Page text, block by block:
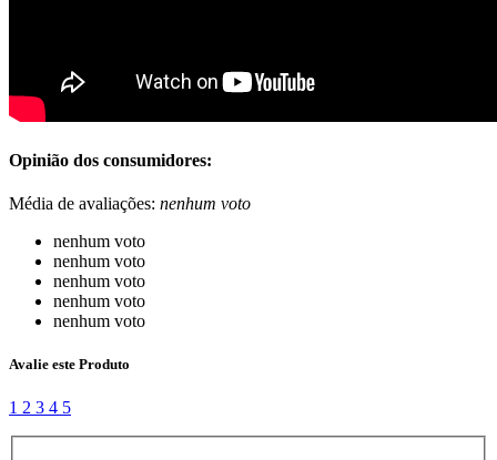
Opinião dos consumidores:
Média de avaliações: nenhum voto
nenhum voto
nenhum voto
nenhum voto
nenhum voto
nenhum voto
Avalie este Produto
1 2 3 4 5